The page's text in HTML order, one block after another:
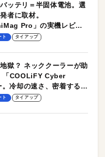
ッテリ＝半固体電池。選
者に取材。
Pro」の実機レビュ
ト タイアップ
獄？ ネッククーラーが助
「COOLiFY Cyber
冷却の速さ、密着する冷
プルな操作性がグッド！
ト タイアップ